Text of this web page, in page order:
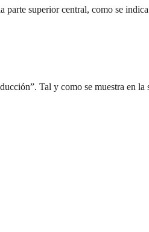
parte superior central, como se
Tal y como se muestra en la